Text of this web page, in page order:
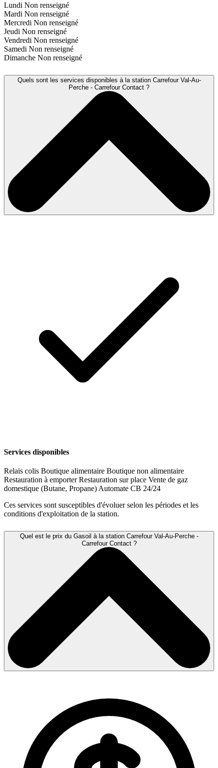
Lundi Non renseigné
Mardi Non renseigné
Mercredi Non renseigné
Jeudi Non renseigné
Vendredi Non renseigné
Samedi Non renseigné
Dimanche Non renseigné
Quels sont les services disponibles à la station Carrefour Val-Au-
Perche - Carrefour Contact ?
Services disponibles
Relais colis Boutique alimentaire Boutique non alimentaire
Restauration à emporterRestauration sur place Vente de gaz
domestique (Butane, Propane) Automate CB 24/24
Ces services sont susceptibles d'évoluer selon les périodes et les
conditions d'exploitation de la station.
Quel est le prix du Gasoil à la station Carrefour Val-Au-Perche -
Carrefour Contact ?